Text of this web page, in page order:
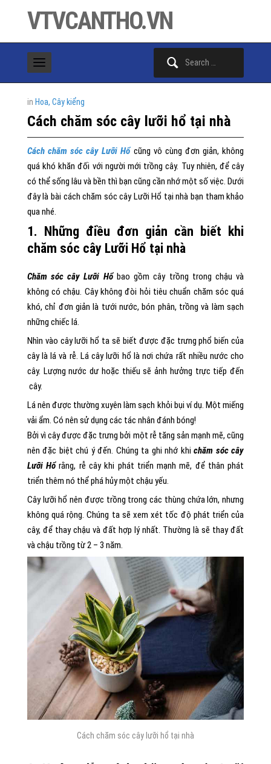
VTVCANTHO.VN
in Hoa, Cây kiểng
Cách chăm sóc cây lưỡi hổ tại nhà
Cách chăm sóc cây Lưỡi Hổcũng vô cùng đơn giản, không
quá khó khăn đối với người mới trồng cây. Tuy nhiên, để cây
có thể sống lâu và bền thì bạn cũng cần nhớ một số việc. Dưới
đây là bài cách chăm sóc cây Lưỡi Hổ tại nhà bạn tham khảo
qua nhé.
1. Những điều đơn giản cần biết khi
chăm sóc cây Lưỡi Hổ tại nhà
Chăm sóc cây Lưỡi Hổbao gồm cây trồng trong chậu và
không có chậu. Cây không đòi hỏi tiêu chuẩn chăm sóc quá
khó, chỉ đơn giản là tưới nước, bón phân, trồng và làm sạch
những chiếc lá.
Nhìn vào cây lưỡi hổ ta sẽ biết được đặc trưng phổ biến của
cây là lá và rễ. Lá cây lưỡi hổ là nơi chứa rất nhiều nước cho
cây. Lượng nước dư hoặc thiếu sẽ ảnh hưởng trực tiếp đến
cây.
Lá nên được thường xuyên làm sạch khỏi bụi ví dụ. Một miếng
vải ẩm. Có nên sử dụng các tác nhân đánh bóng!
Bởi vì cây được đặc trưng bởi một rễ tăng sản mạnh mẽ, cũng
nên đặc biệt chú ý đến. Chúng ta ghi nhớ khichăm sóc cây
Lưỡi Hổrằng, rễ cây khi phát triển mạnh mẽ, để thân phát
triển thêm nó thể phá hủy một chậu yếu.
Cây lưỡi hổ nên được trồng trong các thùng chứa lớn, nhưng
không quá rộng. Chúng ta sẽ xem xét tốc độ phát triển của
cây, để thay chậu và đất hợp lý nhất. Thường là sẽ thay đất
và chậu trồng từ 2 – 3 năm.
Cách chăm sóc cây lưỡi hổ tại nhà